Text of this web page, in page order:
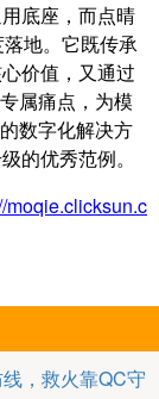
底座，而点晴
地。它既传承
价值，又通过
属痛点，为模
数字化解决方
的优秀范例。
moqie.clicksun.c
，救火靠QC守